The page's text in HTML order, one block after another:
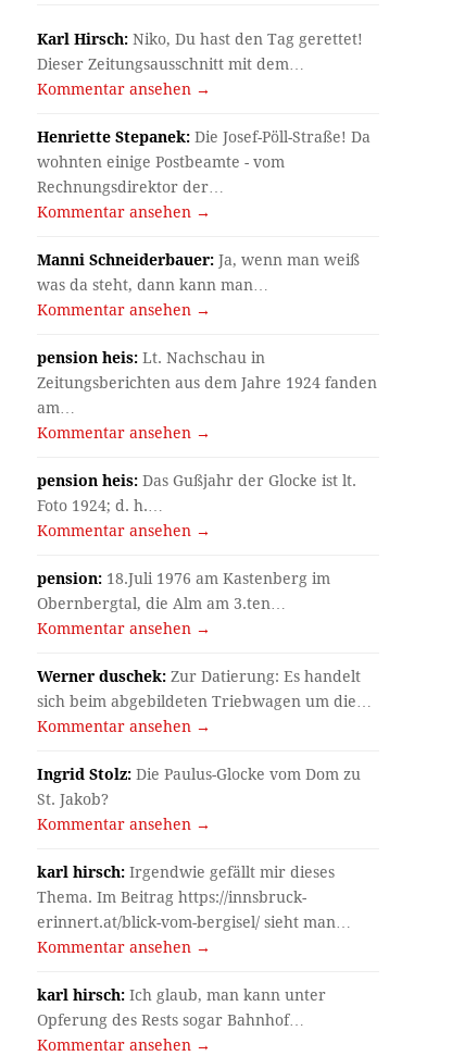
Karl Hirsch: Niko, Du hast den Tag gerettet!
Dieser Zeitungsausschnitt mit dem…
Kommentar ansehen →
Henriette Stepanek: Die Josef-Pöll-Straße! Da
wohnten einige Postbeamte - vom
Rechnungsdirektor der…
Kommentar ansehen →
Manni Schneiderbauer: Ja, wenn man weiß
was da steht, dann kann man…
Kommentar ansehen →
pension heis: Lt. Nachschau in
Zeitungsberichten aus dem Jahre 1924 fanden
am…
Kommentar ansehen →
pension heis: Das Gußjahr der Glocke ist lt.
Foto 1924; d. h.…
Kommentar ansehen →
pension: 18.Juli 1976 am Kastenberg im
Obernbergtal, die Alm am 3.ten…
Kommentar ansehen →
Werner duschek: Zur Datierung: Es handelt
sich beim abgebildeten Triebwagen um die…
Kommentar ansehen →
Ingrid Stolz: Die Paulus-Glocke vom Dom zu
St. Jakob?
Kommentar ansehen →
karl hirsch: Irgendwie gefällt mir dieses
Thema. Im Beitrag https://innsbruck-
erinnert.at/blick-vom-bergisel/ sieht man…
Kommentar ansehen →
karl hirsch: Ich glaub, man kann unter
Opferung des Rests sogar Bahnhof…
Kommentar ansehen →